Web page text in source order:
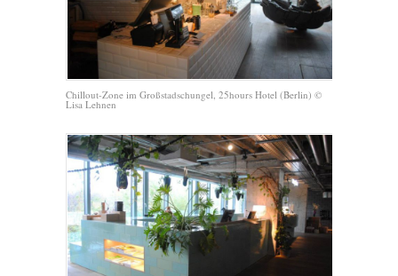
Chillout-Zone im Großstadschungel, 25hours Hotel (Berlin) ©
Lisa Lehnen